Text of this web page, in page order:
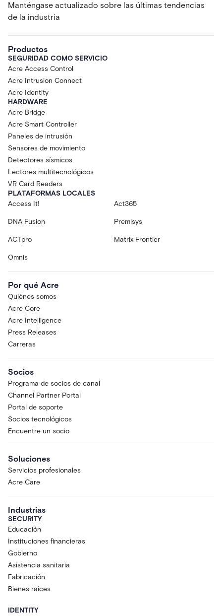
Manténgase actualizado sobre las últimas tendencias
de la industria
Productos
SEGURIDAD COMO SERVICIO
Acre Access Control
Acre Intrusion Connect
Acre Identity
HARDWARE
Acre Bridge
Acre Smart Controller
Paneles de intrusión
Sensores de movimiento
Detectores sísmicos
Lectores multitecnológicos
VR Card Readers
PLATAFORMAS LOCALES
Access It!
Act365
DNA Fusion Premisys
ACTpro Matrix Frontier
Omnis
Por qué Acre
Quiénes somos
Acre Core
Acre Intelligence
Press Releases
Carreras
Socios
Programa de socios de canal
Channel Partner Portal
Portal de soporte
Socios tecnológicos
Encuentre un socio
Soluciones
Servicios profesionales
Acre Care
Industrias
SECURITY
Educación
Instituciones financieras
Gobierno
Asistencia sanitaria
Fabricación
Bienes raíces
IDENTITY